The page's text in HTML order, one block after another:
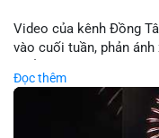
Video của kênh Đồng
vào cuối tuần, phản
trải nghiệm hơn là đầu
lãi suất ổn định và thị
như vậy thường tăng
Đọc thêm